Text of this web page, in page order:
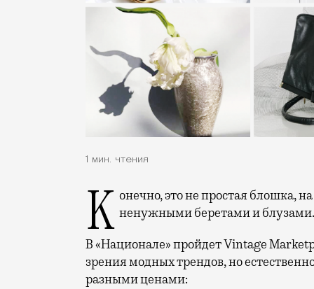
1 мин. чтения
Конечно, это не простая блошка, на которой собираются районные старушки с ненужными беретами и блузами.
В «Национале» пройдет Vintage
зрения модных трендов, но
разными ценами: